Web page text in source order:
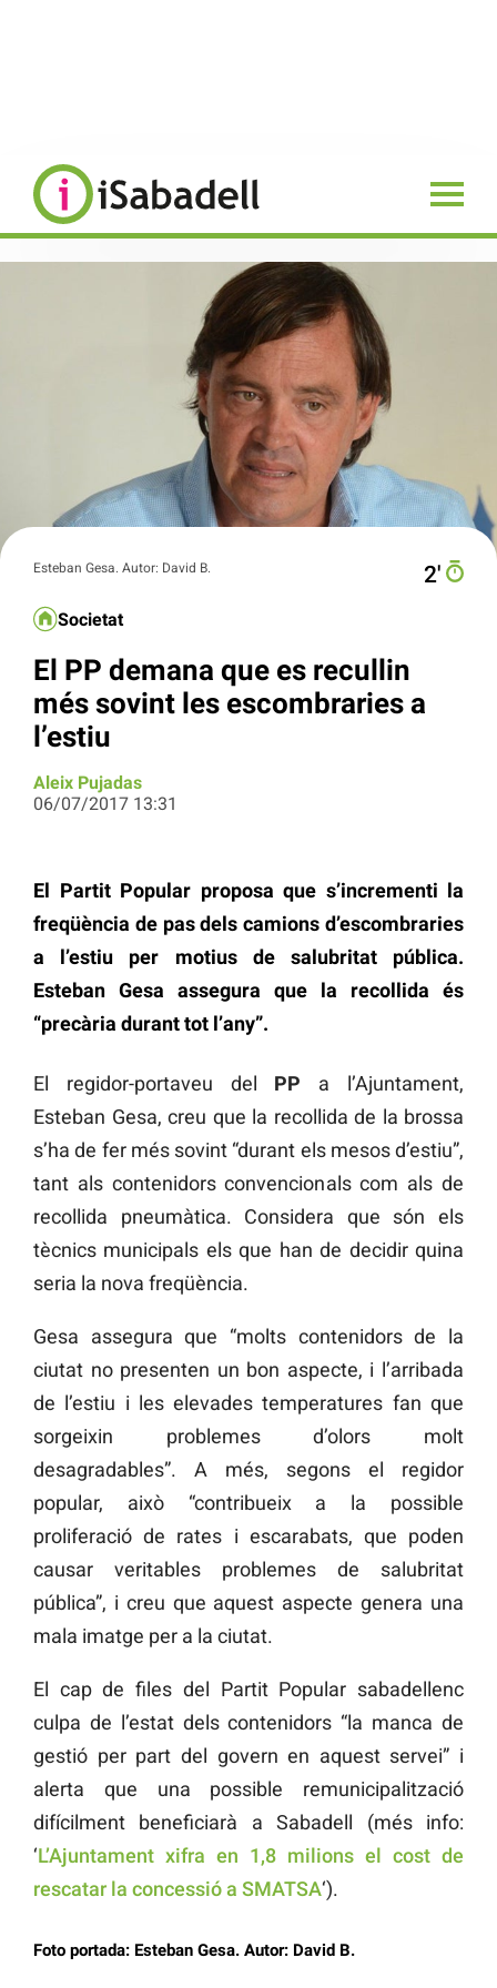
Esteban Gesa. Autor: David B. 2′
Societat
El PP demana que es recullin
més sovint les escombraries a
l’estiu
Aleix Pujadas
06/07/2017 13:31
El Partit Popular proposa que s’incrementi la
freqüència de pas dels camions d’escombraries
a l’estiu per motius de salubritat pública.
Esteban Gesa assegura que la recollida és
“precària durant tot l’any”.
El regidor-portaveu del PP a l’Ajuntament,
Esteban Gesa, creu que la recollida de la brossa
s’ha de fer més sovint “durant els mesos d’estiu”,
tant als contenidors convencionals com als de
recollida pneumàtica. Considera que són els
tècnics municipals els que han de decidir quina
seria la nova freqüència.
Gesa assegura que “molts contenidors de la
ciutat no presenten un bon aspecte, i l’arribada
de l’estiu i les elevades temperatures fan que
sorgeixin problemes d’olors molt
desagradables”. A més, segons el regidor
popular, això “contribueix a la possible
proliferació de rates i escarabats, que poden
causar veritables problemes de salubritat
pública”, i creu que aquest aspecte genera una
mala imatge per a la ciutat.
El cap de files del Partit Popular sabadellenc
culpa de l’estat dels contenidors “la manca de
gestió per part del govern en aquest servei” i
alerta que una possible remunicipalització
difícilment beneficiarà a Sabadell (més info:
‘L’Ajuntament xifra en 1,8 milions el cost de
rescatar la concessió a SMATSA‘).
Foto portada: Esteban Gesa. Autor: David B.